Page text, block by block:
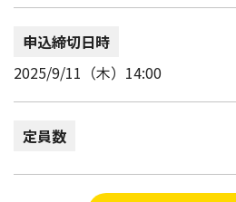
申込締切日時
2025/9/11（木）14:00
定員数